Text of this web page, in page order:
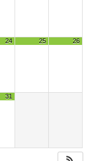
24 25 26
31